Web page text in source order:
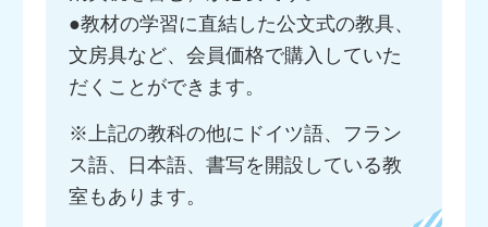
●教材の学習に直結した公文式の教具、
文房具など、会員価格で購入していた
だくことができます。
※上記の教科の他にドイツ語、フラン
ス語、日本語、書写を開設している教
室もあります。